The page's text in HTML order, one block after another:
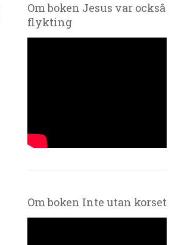
Om boken Jesus var också
flykting
Om boken Inte utan korset